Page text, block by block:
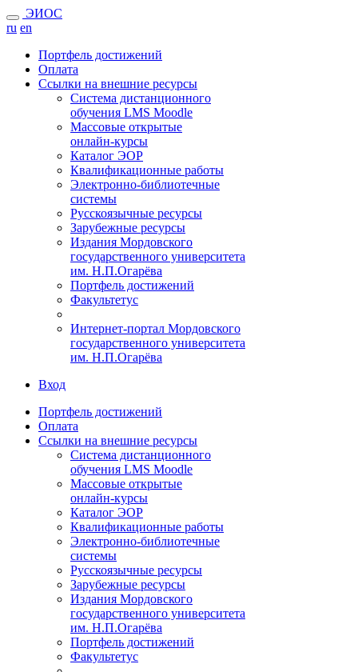
ЭИОС
ru en
Портфель достижений
Оплата
Ссылки на внешние ресурсы
Система дистанционного
обучения LMS Moodle
Массовые открытые
онлайн-курсы
Каталог ЭОР
Квалификационные работы
Электронно-библиотечные
системы
Русскоязычные ресурсы
Зарубежные ресурсы
Издания Мордовского
государственного университета
им. Н.П.Огарёва
Портфель достижений
Факультетус
Интернет-портал Мордовского
государственного университета
им. Н.П.Огарёва
Вход
Портфель достижений
Оплата
Ссылки на внешние ресурсы
Система дистанционного
обучения LMS Moodle
Массовые открытые
онлайн-курсы
Каталог ЭОР
Квалификационные работы
Электронно-библиотечные
системы
Русскоязычные ресурсы
Зарубежные ресурсы
Издания Мордовского
государственного университета
им. Н.П.Огарёва
Портфель достижений
Факультетус